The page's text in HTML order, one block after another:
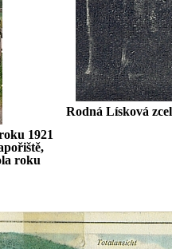
1921
roku
Rodná Lísková